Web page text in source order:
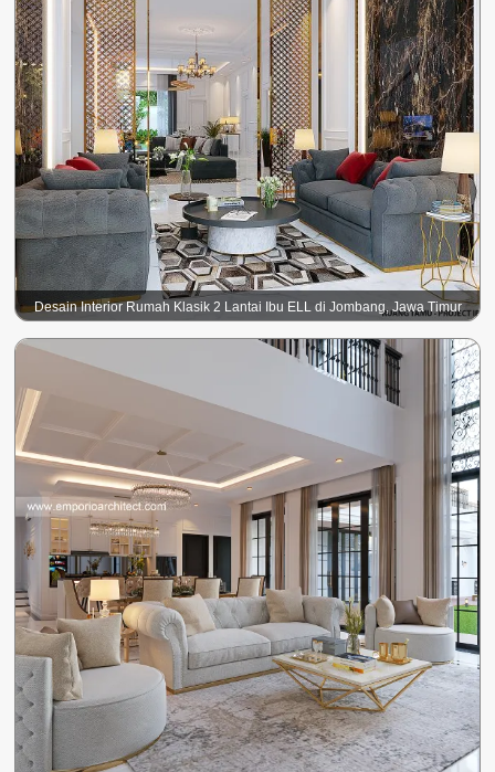
Desain Interior Rumah Klasik 2 Lantai Ibu ELL di Jombang, Jawa Timur